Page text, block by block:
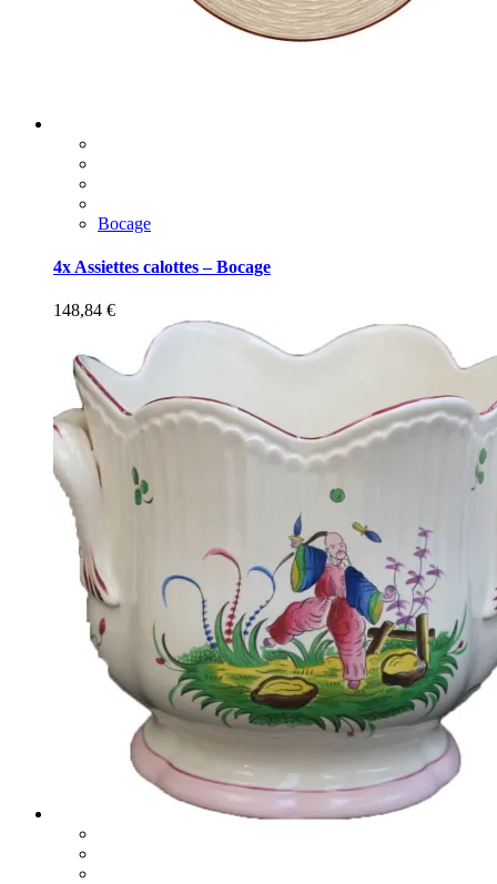
Bocage
4x Assiettes calottes – Bocage
148,84 €